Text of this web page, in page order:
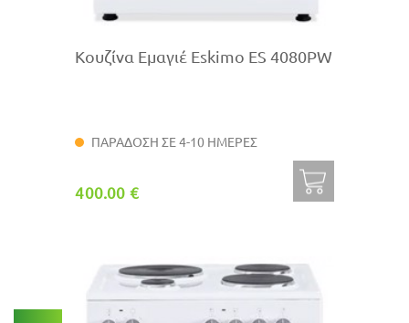
Κουζίνα Εμαγιέ Eskimo ES 4080PW
ΠΑΡΑΔΟΣΗ ΣΕ 4-10 ΗΜΕΡΕΣ
400.00 €